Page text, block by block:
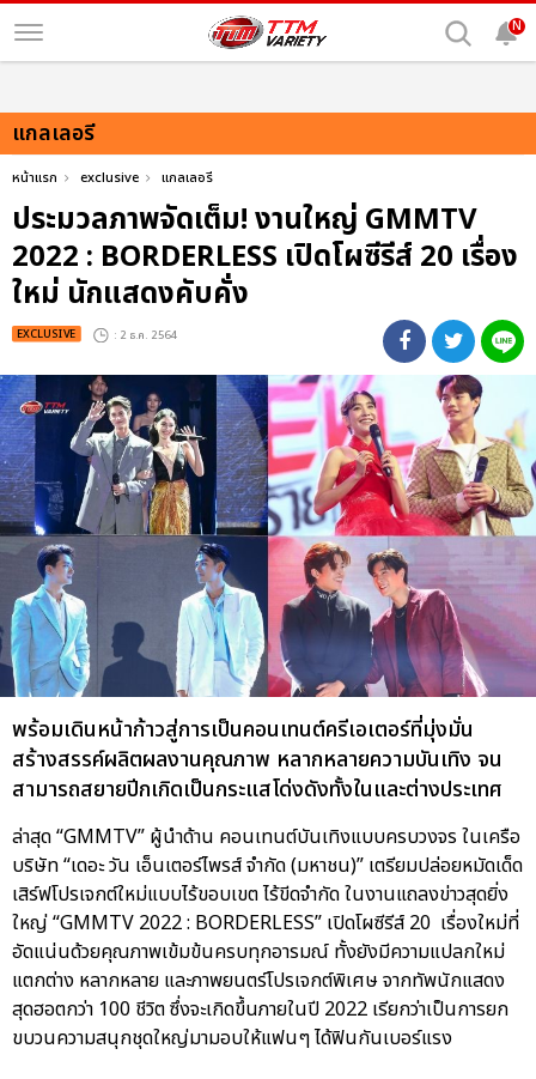
N
แกลเลอรี
หน้าแรก exclusive แกลเลอรี
ประมวลภาพจัดเต็ม! งานใหญ่ GMMTV
2022 : BORDERLESS เปิดโผซีรีส์ 20 เรื่อง
ใหม่ นักแสดงคับคั่ง
EXCLUSIVE : 2 ธ.ค. 2564
พร้อมเดินหน้าก้าวสู่การเป็นคอนเทนต์ครีเอเตอร์ที่มุ่งมั่น
สร้างสรรค์ผลิตผลงานคุณภาพ หลากหลายความบันเทิง จน
สามารถสยายปีกเกิดเป็นกระแสโด่งดังทั้งในและต่างประเทศ
ล่าสุด “GMMTV” ผู้นำด้าน คอนเทนต์บันเทิงแบบครบวงจร ในเครือ
บริษัท “เดอะ วัน เอ็นเตอร์ไพรส์ จำกัด (มหาชน)” เตรียมปล่อยหมัดเด็ด
เสิร์ฟโปรเจกต์ใหม่แบบไร้ขอบเขต ไร้ขีดจำกัด ในงานแถลงข่าวสุดยิ่ง
ใหญ่ “GMMTV 2022 : BORDERLESS” เปิดโผซีรีส์ 20 เรื่องใหม่ที่
อัดแน่นด้วยคุณภาพเข้มข้นครบทุกอารมณ์ ทั้งยังมีความแปลกใหม่
แตกต่าง หลากหลาย และภาพยนตร์โปรเจกต์พิเศษ จากทัพนักแสดง
สุดฮอตกว่า 100 ชีวิต ซึ่งจะเกิดขึ้นภายในปี 2022 เรียกว่าเป็นการยก
ขบวนความสนุกชุดใหญ่มามอบให้แฟนๆ ได้ฟินกันเบอร์แรง